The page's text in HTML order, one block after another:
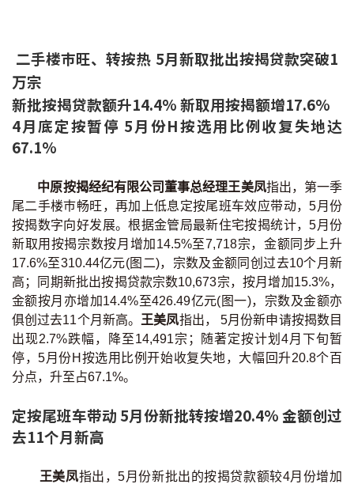
按揭计算
转按计算
置业预算
供款年期计算
工商铺按揭计算
印花税计算
免费物业估价
下载中心
按揭全面睇
新闻/研究
二手楼巿旺、转按热 5月新取批出按揭贷款突破1
万宗
新批按揭贷款额升14.4% 新取用按揭额增17.6%
4月底定按暂停 5月份H按选用比例收复失地达
67.1%
中原按揭经纪有限公司董事总经理王美凤指出，第一季
尾二手楼巿畅旺，再加上低息定按尾班车效应带动，5月份
按揭数字向好发展。根据金管局最新住宅按揭统计，5月份
新取用按揭宗数按月增加14.5%至7,718宗，金额同步上升
17.6%至310.44亿元(图二)，宗数及金额同创过去10个月新
高；同期新批出按揭贷款宗数10,673宗，按月增加15.3%，
金额按月亦增加14.4%至426.49亿元(图一)，宗数及金额亦
俱创过去11个月新高。
王美凤指出， 5月份新申请按揭数目
出现2.7%跌幅，降至14,491宗；随著定按计划4月下旬暂
停，5月份H按选用比例开始收复失地，大幅回升20.8个百
分点，升至占67.1%。
定按尾班车带动 5月份新批转按增20.4% 金额创过
去11个月新高
王美凤指出，5月份新批出的按揭贷款额较4月份增加